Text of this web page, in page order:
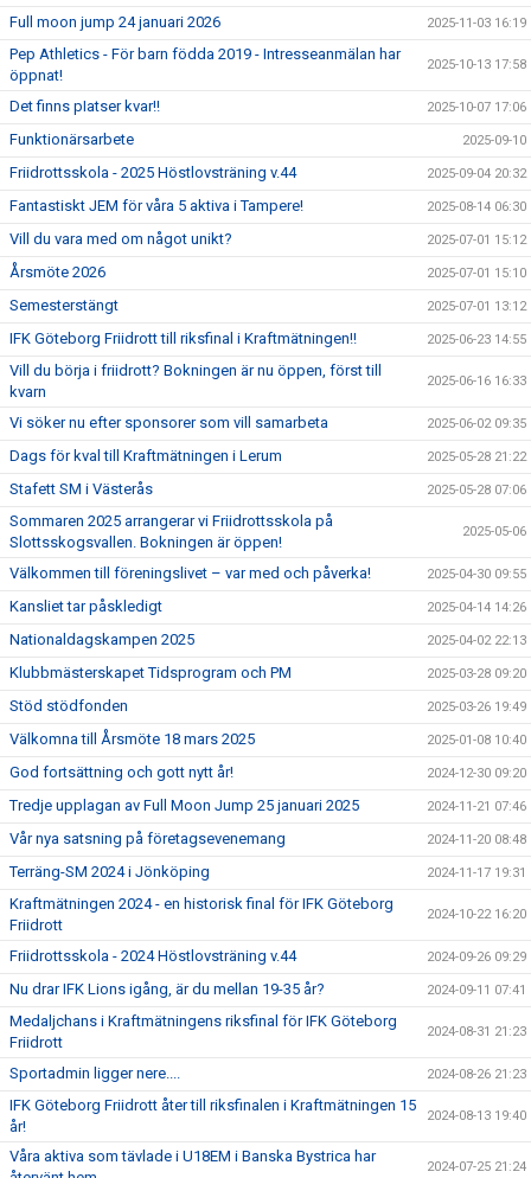
Full moon jump 24 januari 2026 2025-11-03 16:19
Pep Athletics - För barn födda 2019 - Intresseanmälan har
öppnat!
2025-10-13 17:58
Det finns pIatser kvar!! 2025-10-07 17:06
Funktionärsarbete 2025-09-10
Friidrottsskola - 2025 Höstlovsträning v.44 2025-09-04 20:32
Fantastiskt JEM för våra 5 aktiva i Tampere! 2025-08-14 06:30
Vill du vara med om något unikt? 2025-07-01 15:12
Årsmöte 2026 2025-07-01 15:10
Semesterstängt 2025-07-01 13:12
IFK Göteborg Friidrott till riksfinal i Kraftmätningen!! 2025-06-23 14:55
Vill du börja i friidrott? Bokningen är nu öppen, först till
kvarn
2025-06-16 16:33
Vi söker nu efter sponsorer som vill samarbeta 2025-06-02 09:35
Dags för kval till Kraftmätningen i Lerum 2025-05-28 21:22
Stafett SM i Västerås 2025-05-28 07:06
Sommaren 2025 arrangerar vi Friidrottsskola på
Slottsskogsvallen. Bokningen är öppen!
2025-05-06
Välkommen till föreningslivet – var med och påverka! 2025-04-30 09:55
Kansliet tar påskledigt 2025-04-14 14:26
Nationaldagskampen 2025 2025-04-02 22:13
Klubbmästerskapet Tidsprogram och PM 2025-03-28 09:20
Stöd stödfonden 2025-03-26 19:49
Välkomna till Årsmöte 18 mars 2025 2025-01-08 10:40
God fortsättning och gott nytt år! 2024-12-30 09:20
Tredje upplagan av Full Moon Jump 25 januari 2025 2024-11-21 07:46
Vår nya satsning på företagsevenemang 2024-11-20 08:48
Terräng-SM 2024 i Jönköping 2024-11-17 19:31
Kraftmätningen 2024 - en historisk final för IFK Göteborg
Friidrott
2024-10-22 16:20
Friidrottsskola - 2024 Höstlovsträning v.44 2024-09-26 09:29
Nu drar IFK Lions igång, är du mellan 19-35 år? 2024-09-11 07:41
Medaljchans i Kraftmätningens riksfinal för IFK Göteborg
Friidrott
2024-08-31 21:23
Sportadmin ligger nere.... 2024-08-26 21:23
IFK Göteborg Friidrott åter till riksfinalen i Kraftmätningen 15
år!
2024-08-13 19:40
Våra aktiva som tävlade i U18EM i Banska Bystrica har
2024-07-25 21:24